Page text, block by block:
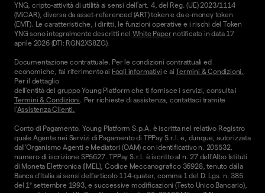
YNG, cripto-attività di utilità ai sensi dell'art. 4, del Reg. (UE) 2023/1114
(MiCAR), diversa da asset-referenced (ART) token e da e-money token
(EMT). Le caratteristiche, i diritti, le funzioni operative e i rischi del Token
YNG sono integralmente descritti nel White Papernotificato in data 17
aprile 2026 (DTI: RGN2XS8ZG).
Documentazione contrattuale. Per le condizioni contrattuali ed
economiche, fai riferimento ai Fogli informativi e aiTermini & Condizioni.
Per il dettaglio
dell'entità del gruppo Young Platform che ti fornisce i servizi, consulta i
Termini & Condizioni. Per richieste di assistenza, contattaci tramite
l'Assistenza Clienti.
Conto di Pagamento. Young Platform S.p.A. è iscritta nel relativo Registro
quale Agente nei Servizi di Pagamento di TPPay S.r.l. e, dunque, autorizzata
dall’Organismo Agenti e Mediatori (OAM) con identificativo n. 205532,
numero di iscrizione SP5627. TPPay S.r.l. è iscritto al n. 27 dell’Albo Istituti
di Moneta Elettronica (IMEL), Codice Meccanografico 36928, tenuto dalla
Banca d’Italia ai sensi dell’articolo 114-quater, comma 1 del D. Lgs. n. 385
del 1° settembre 1993, e successive modificazioni (Testo Unico Bancario),